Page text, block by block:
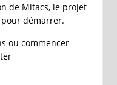
de Mitacs, le projet
démarrer.
ou commencer